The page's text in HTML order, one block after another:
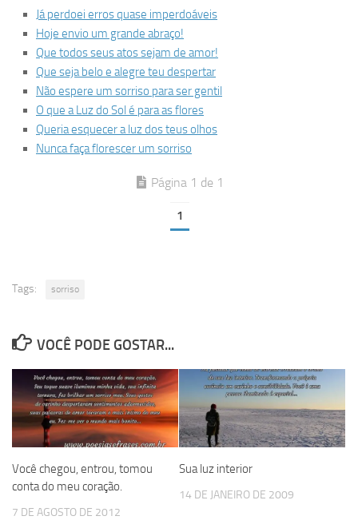
Já perdoei erros quase imperdoáveis
Hoje envio um grande abraço!
Que todos seus atos sejam de amor!
Que seja belo e alegre teu despertar
Não espere um sorriso para ser gentil
O que a Luz do Sol é para as flores
Queria esquecer a luz dos teus olhos
Nunca faça florescer um sorriso
Página 1 de 1
1
Tags: sorriso
VOCÊ PODE GOSTAR...
Você chegou, entrou, tomou
conta do meu coração.
7 DE AGOSTO DE 2012
Sua luz interior
14 DE JANEIRO DE 2009